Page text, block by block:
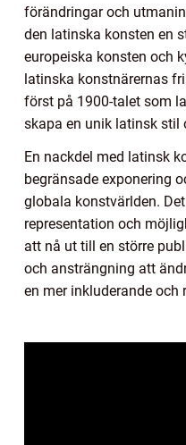
förändringar och
den latinska konsten en
europeiska konsten och
latinska konstnärernas
först på 1900-talet som
skapa en unik latinsk stil
En nackdel med latinsk
begränsade exponering
globala konstvärlden.
representation och
att nå ut till en större
och ansträngning att
en mer inkluderande och